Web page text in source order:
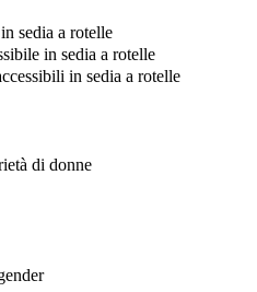
sedia a rotelle
in sedia a rotelle
in sedia a rotelle
di donne